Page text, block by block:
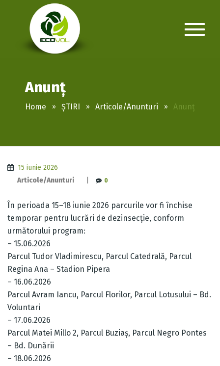
Anunț
Home ȘTIRI Articole/Anunturi Anunț
15 iunie 2026
Articole/Anunturi
0
În perioada 15–18 iunie 2026 parcurile vor fi închise
temporar pentru lucrări de dezinsecție, conform
următorului program:
– 15.06.2026
Parcul Tudor Vladimirescu, Parcul Catedrală, Parcul
Regina Ana – Stadion Pipera
– 16.06.2026
Parcul Avram Iancu, Parcul Florilor, Parcul Lotusului – Bd.
Voluntari
– 17.06.2026
Parcul Matei Millo 2, Parcul Buziaș, Parcul Negro Pontes
– Bd. Dunării
– 18.06.2026